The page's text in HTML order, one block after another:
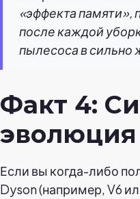
«эффекта памяти»,
после каждой
пылесоса в сильно
Факт 4:
эволюция
Если вы когда-либо
Dyson (например, V6